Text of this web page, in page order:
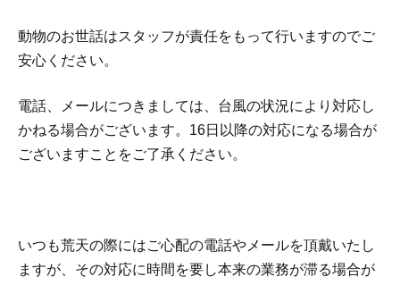
動物のお世話はスタッフが責任をもって行いますのでご
安心ください。
電話、メールにつきましては、台風の状況により対応し
かねる場合がございます。16日以降の対応になる場合が
ございますことをご了承ください。
いつも荒天の際にはご心配の電話やメールを頂戴いたし
ますが、その対応に時間を要し本来の業務が滞る場合が